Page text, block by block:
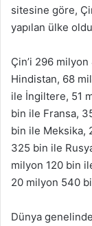
sitesine göre,
yapılan ülke
Çin’i 296
Hindistan, 68
ile İngiltere, 51
bin ile Fransa,
bin ile Meksika,
325 bin ile
milyon 120 bin
20 milyon 540
Dünya